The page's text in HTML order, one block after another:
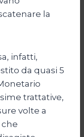
la
infatti,
da quasi 5
trattative,
volte a